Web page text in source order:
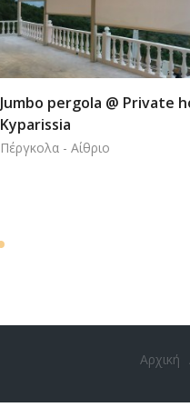
Tensile Architecture @
building, Athens
Αρχική